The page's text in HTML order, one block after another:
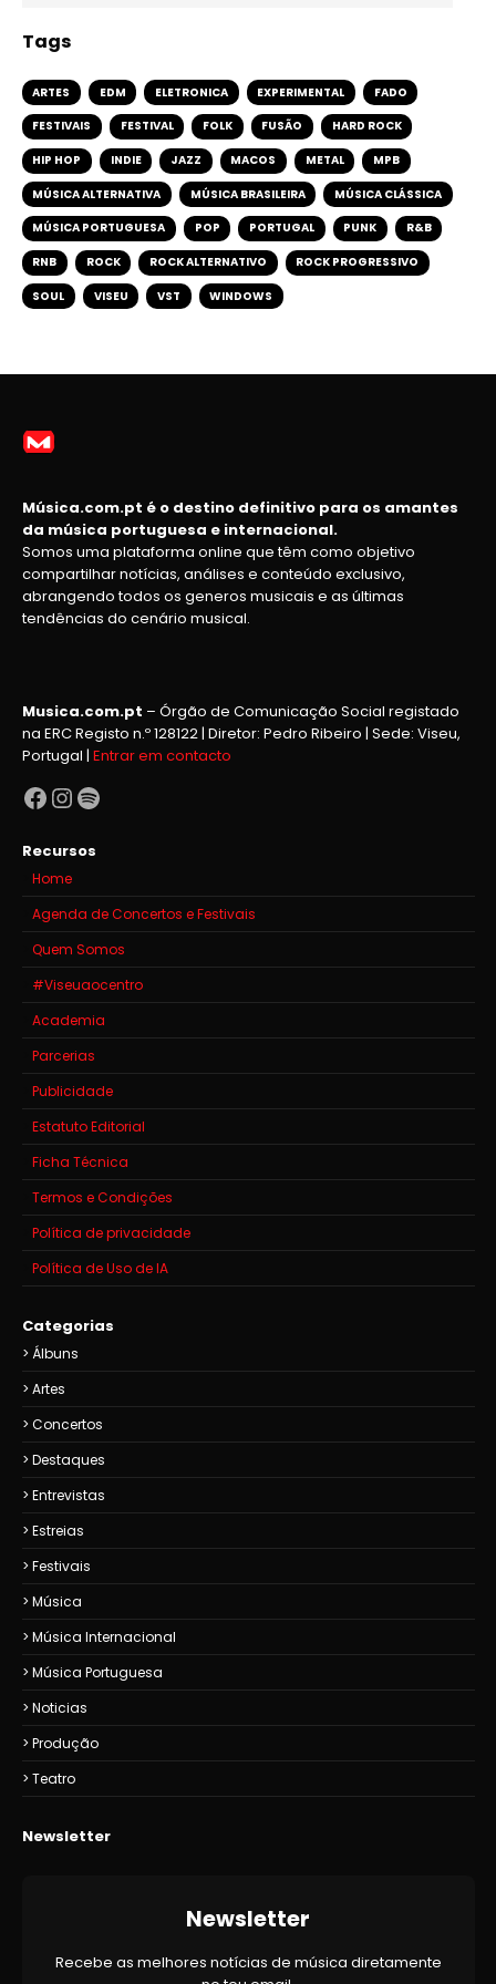
Tags
ARTES EDM ELETRONICA EXPERIMENTAL FADO
FESTIVAIS FESTIVAL FOLK FUSÃO HARD ROCK
HIP HOP INDIE JAZZ MACOS METAL MPB
MÚSICA ALTERNATIVA MÚSICA BRASILEIRA MÚSICA CLÁSSICA
MÚSICA PORTUGUESA POP PORTUGAL PUNK R&B
RNB ROCK ROCK ALTERNATIVO ROCK PROGRESSIVO
SOUL VISEU VST WINDOWS
Música.com.pt é o destino definitivo para os amantes
da música portuguesa e internacional.
Somos uma plataforma online que têm como objetivo
compartilhar notícias, análises e conteúdo exclusivo,
abrangendo todos os generos musicais e as últimas
tendências do cenário musical.
Musica.com.pt – Órgão de Comunicação Social registado
na ERC Registo n.º 128122 | Diretor: Pedro Ribeiro | Sede: Viseu,
Portugal | Entrar em contacto
Facebook
Instagram
Spotify
Recursos
Home
Agenda de Concertos e Festivais
Quem Somos
#Viseuaocentro
Academia
Parcerias
Publicidade
Estatuto Editorial
Ficha Técnica
Termos e Condições
Política de privacidade
Política de Uso de IA
Categorias
Álbuns
Artes
Concertos
Destaques
Entrevistas
Estreias
Festivais
Música
Música Internacional
Música Portuguesa
Noticias
Produção
Teatro
Newsletter
Newsletter
Recebe as melhores notícias de música diretamente